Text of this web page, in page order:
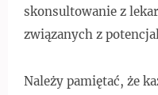
skonsultowanie z
związanych z
Należy pamiętać, że